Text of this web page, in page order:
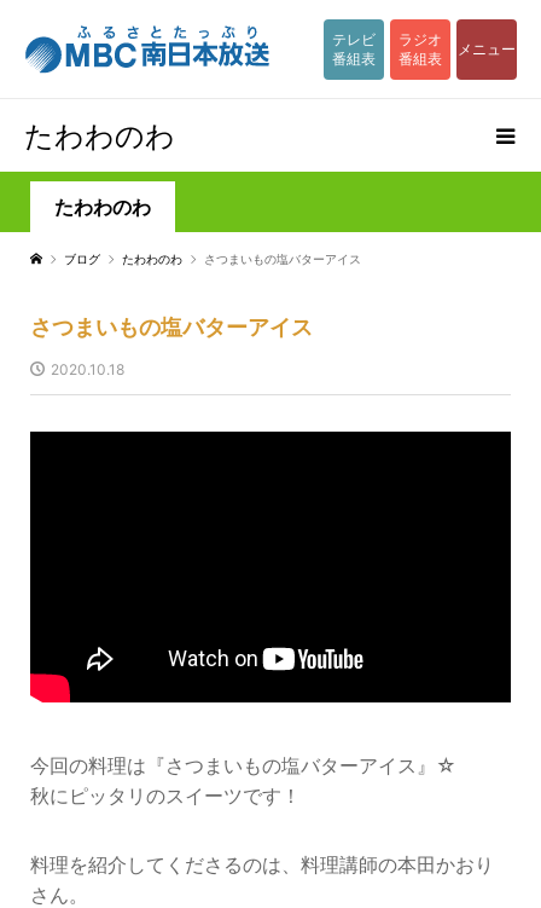
テレビ
番組表
ラジオ
番組表
メニュー
たわわのわ
たわわのわ
ブログ たわわのわ さつまいもの塩バターアイス
さつまいもの塩バターアイス
2020.10.18
今回の料理は『さつまいもの塩バターアイス』☆
秋にピッタリのスイーツです！
料理を紹介してくださるのは、料理講師の本田かおり
さん。